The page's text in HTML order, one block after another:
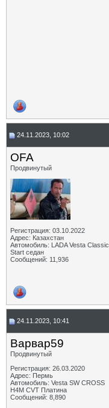
24.11.2023, 10:02
OFA
Продвинутый
Регистрация: 03.10.2022
Адрес: Казахстан
Автомобиль: LADA Vesta Classic
Start седан
Сообщений: 11,936
24.11.2023, 10:41
Варвар59
Продвинутый
Регистрация: 26.03.2020
Адрес: Пермь
Автомобиль: Vesta SW CROSS
H4M CVT Платина
Сообщений: 8,890